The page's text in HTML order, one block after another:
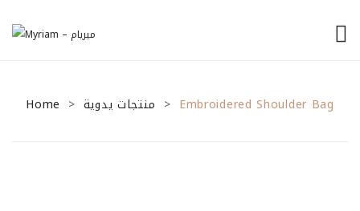
من نحن
Home > منتجات يدوية > Embroidered Shoulder Bag